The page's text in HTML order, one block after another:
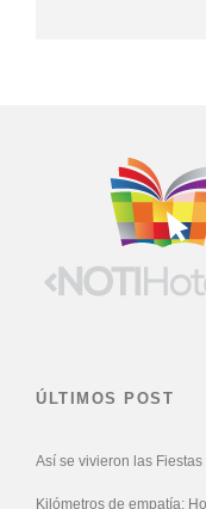
ÚLTIMOS POST
Así se vivieron las
Kilómetros de empatía: